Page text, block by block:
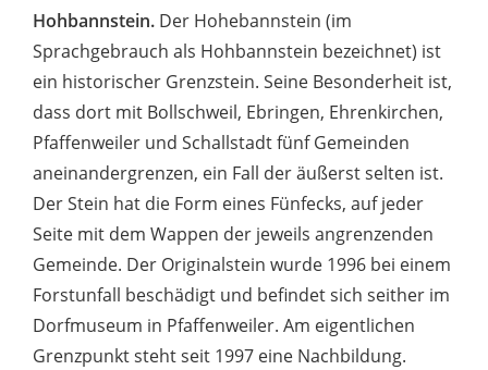
Hohbannstein. Der Hohebannstein (im
Sprachgebrauch als Hohbannstein bezeichnet) ist
ein historischer Grenzstein. Seine Besonderheit ist,
dass dort mit Bollschweil, Ebringen, Ehrenkirchen,
Pfaffenweiler und Schallstadt fünf Gemeinden
aneinandergrenzen, ein Fall der äußerst selten ist.
Der Stein hat die Form eines Fünfecks, auf jeder
Seite mit dem Wappen der jeweils angrenzenden
Gemeinde. Der Originalstein wurde 1996 bei einem
Forstunfall beschädigt und befindet sich seither im
Dorfmuseum in Pfaffenweiler. Am eigentlichen
Grenzpunkt steht seit 1997 eine Nachbildung.